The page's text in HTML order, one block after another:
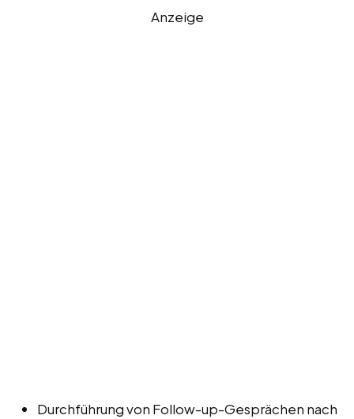
Anzeige
Durchführung von Follow-up-Gesprächen nach